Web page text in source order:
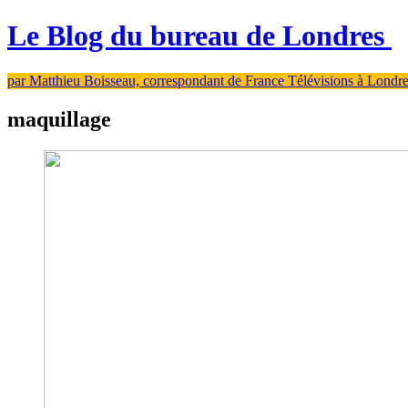
Le Blog du bureau de Londres
par Matthieu Boisseau, correspondant de France Télévisions à
maquillage